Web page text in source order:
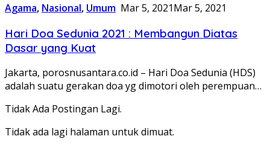
Agama, Nasional, Umum Mar 5, 2021Mar 5, 2021
Hari Doa Sedunia 2021 : Membangun Diatas
Dasar yang Kuat
Jakarta, porosnusantara.co.id – Hari Doa Sedunia (HDS)
adalah suatu gerakan doa yg dimotori oleh perempuan…
Tidak Ada Postingan Lagi.
Tidak ada lagi halaman untuk dimuat.